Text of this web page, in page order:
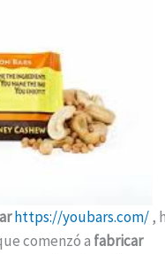
https://youbars.com/,
comenzó a fabricar